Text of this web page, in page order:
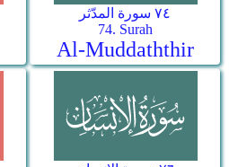
٧٤ سورة المدّثر
74. Surah
Al-Muddaththir